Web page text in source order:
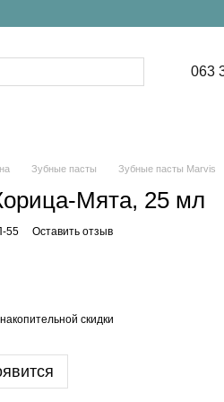
063
Зубные пасты Зубные пасты Marvis
Мята, 25 мл
55 Оставить отзыв
скидки